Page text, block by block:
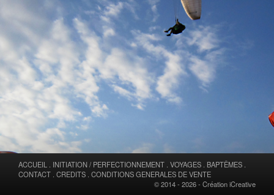
ACCUEIL INITIATION / PERFECTIONNEMENT VOYAGES BAPTÊMES
CONTACT CREDITS CONDITIONS GENERALES DE VENTE
© 2014 - 2026 - Création iCreative